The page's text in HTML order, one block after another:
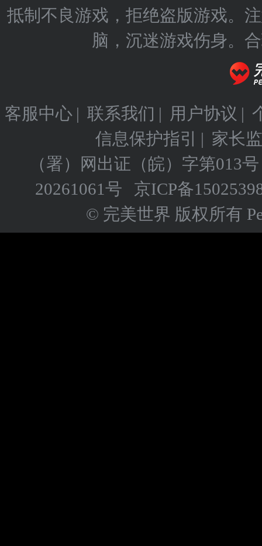
抵制不良游戏，拒绝盗版游戏。
脑，沉迷游戏伤身。
客服中心 | 联系我们 | 用户协议 |
信息保护指引
| 家长
（署）网出证（皖）字第013号
20261061号
京ICP备
© 完美世界 版权所有